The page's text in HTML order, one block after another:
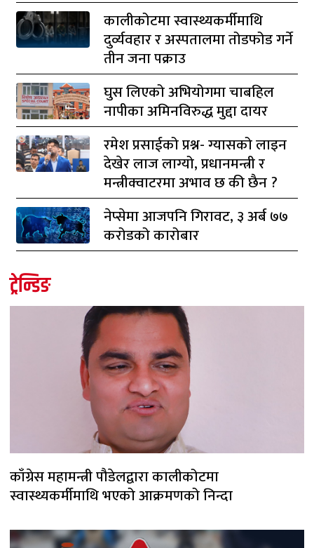
कालीकोटमा स्वास्थ्यकर्मीमाथि
दुर्व्यवहार र अस्पतालमा तोडफोड गर्ने
तीन जना पक्राउ
घुस लिएको अभियोगमा चाबहिल
नापीका अमिनविरुद्ध मुद्दा दायर
रमेश प्रसाईको प्रश्न- ग्यासको लाइन
देखेर लाज लाग्यो, प्रधानमन्त्री र
मन्त्रीक्वाटरमा अभाव छ की छैन ?
नेप्सेमा आजपनि गिरावट, ३ अर्ब ७७
करोडको कारोबार
ट्रेन्डिङ
काँग्रेस महामन्त्री पौडेलद्वारा कालीकोटमा
स्वास्थ्यकर्मीमाथि भएको आक्रमणको निन्दा